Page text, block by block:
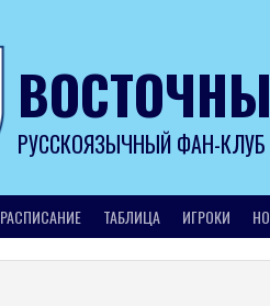
РУССКОЯЗЫЧНЫЙ ФАН-
РАСПИСАНИЕ ТАБЛИЦА ИГРОКИ